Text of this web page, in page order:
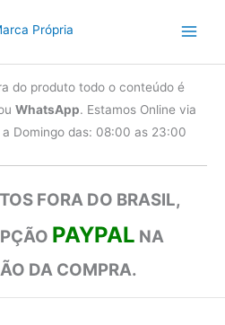
do produto todo o conteúdo é
WhatsApp. Estamos Online via
a Domingo das: 08:00 as 23:00
FORA DO BRASIL,
PAYPAL NA
DA COMPRA.